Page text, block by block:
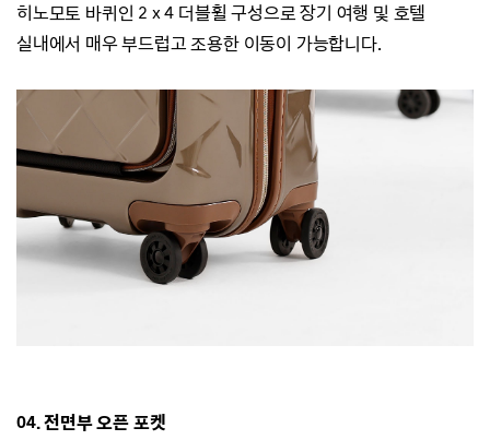
히노모토 바퀴인 2 x 4 더블휠 구성으로 장기 여행 및 호텔
실내에서 매우 부드럽고 조용한 이동이 가능합니다.
04.전면부 오픈 포켓